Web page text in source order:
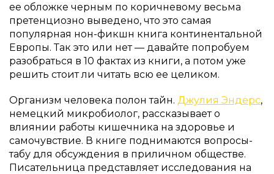
ее обложке черным по коричневому весьма
претенциозно выведено, что это самая
популярная нон-фикшн книга континентальной
Европы. Так это или нет — давайте попробуем
разобраться в 10 фактах из книги, а потом уже
решить стоит ли читать всю ее целиком.
Организм человека полон тайн. Джулия Эндерс,
немецкий микробиолог, рассказывает о
влиянии работы кишечника на здоровье и
самочувствие. В книге поднимаются вопросы-
табу для обсуждения в приличном обществе.
Писательница представляет исследования на